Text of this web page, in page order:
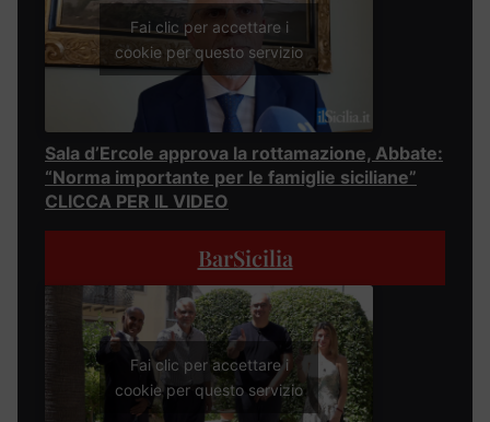
Fai clic per accettare i
cookie per questo servizio
Sala d’Ercole approva la rottamazione, Abbate:
“Norma importante per le famiglie siciliane”
CLICCA PER IL VIDEO
BarSicilia
Fai clic per accettare i
cookie per questo servizio